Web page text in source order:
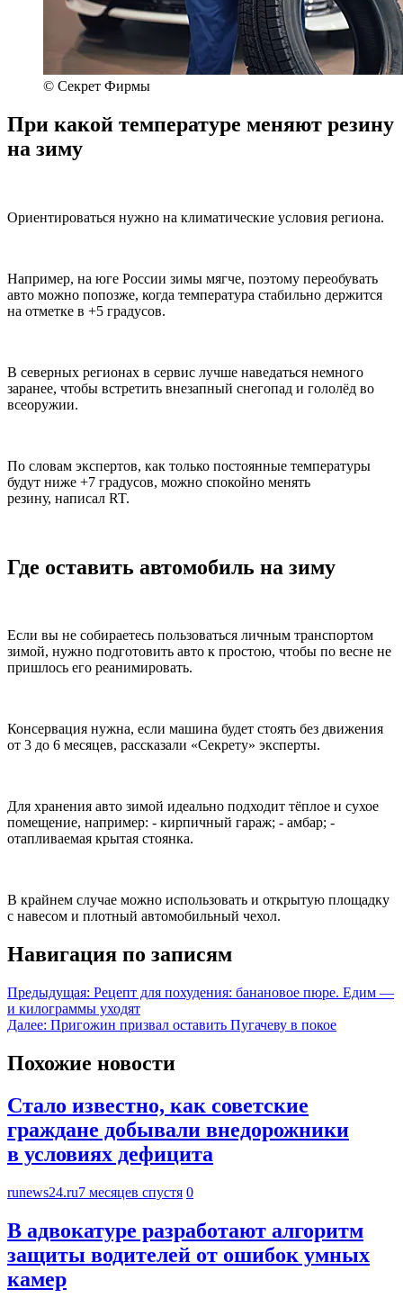
© Секрет Фирмы
При какой температуре меняют резину
на зиму
Ориентироваться нужно на климатические условия региона.
Например, на юге России зимы мягче, поэтому переобувать
авто можно попозже, когда температура стабильно держится
на отметке в +5 градусов.
В северных регионах в сервис лучше наведаться немного
заранее, чтобы встретить внезапный снегопад и гололёд во
всеоружии.
По словам экспертов, как только постоянные температуры
будут ниже +7 градусов, можно спокойно менять
резину, написал RT.
Где оставить автомобиль на зиму
Если вы не собираетесь пользоваться личным транспортом
зимой, нужно подготовить авто к простою, чтобы по весне не
пришлось его реанимировать.
Консервация нужна, если машина будет стоять без движения
от 3 до 6 месяцев, рассказали «Секрету» эксперты.
Для хранения авто зимой идеально подходит тёплое и сухое
помещение, например: - кирпичный гараж; - амбар; -
отапливаемая крытая стоянка.
В крайнем случае можно использовать и открытую площадку
с навесом и плотный автомобильный чехол.
Навигация по записям
Предыдущая: Рецепт для похудения: банановое пюре. Едим —
и килограммы уходят
Далее: Пригожин призвал оставить Пугачеву в покое
Похожие новости
Стало известно, как советские
граждане добывали внедорожники
в условиях дефицита
runews24.ru7 месяцев спустя 0
В адвокатуре разработают алгоритм
защиты водителей от ошибок умных
камер